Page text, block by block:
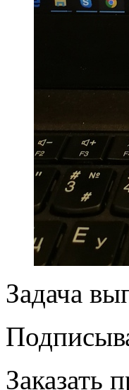
Задача
Заказать